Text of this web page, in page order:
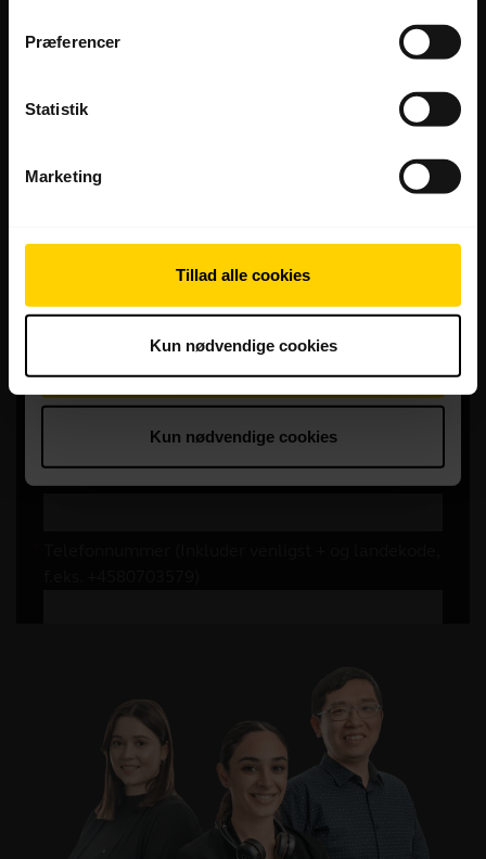
Præferencer
Statistik
Marketing
Tillad alle cookies
Kun nødvendige cookies